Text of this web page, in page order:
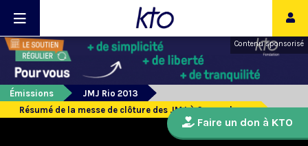
Contenu sponsorisé
Émissions
JMJ Rio 2013
Résumé de la messe de clôture des JMJ à Copacabana
Faire un don à KTO